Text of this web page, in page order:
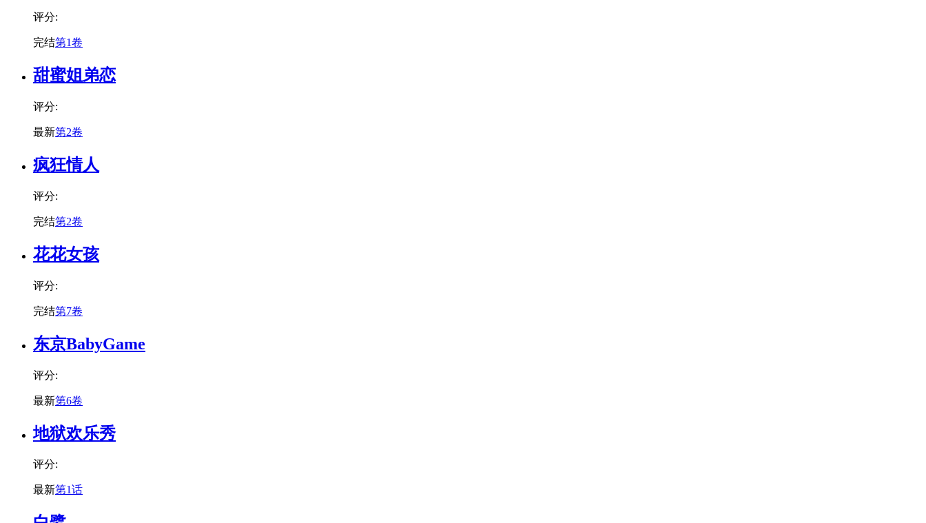
评分:
完结第1卷
甜蜜姐弟恋
评分:
最新第2卷
疯狂情人
评分:
完结第2卷
花花女孩
评分:
完结第7卷
东京BabyGame
评分:
最新第6卷
地狱欢乐秀
评分:
最新第1话